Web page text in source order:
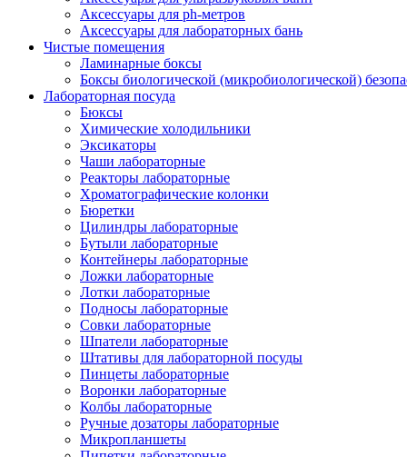
Аксессуары для ph-метров
Аксессуары для лабораторных бань
Чистые помещения
Ламинарные боксы
Боксы биологической (микробиологической)
Лабораторная посуда
Бюксы
Химические холодильники
Эксикаторы
Чаши лабораторные
Реакторы лабораторные
Хроматографические колонки
Бюретки
Цилиндры лабораторные
Бутыли лабораторные
Контейнеры лабораторные
Ложки лабораторные
Лотки лабораторные
Подносы лабораторные
Совки лабораторные
Шпатели лабораторные
Штативы для лабораторной посуды
Пинцеты лабораторные
Воронки лабораторные
Колбы лабораторные
Ручные дозаторы лабораторные
Микропланшеты